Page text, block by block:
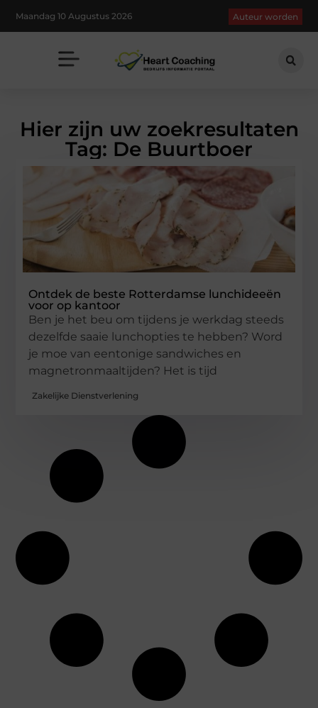
Maandag 10 Augustus 2026 Auteur worden
Hier zijn uw zoekresultaten
Tag: De Buurtboer
Ontdek de beste Rotterdamse lunchideeën
voor op kantoor
Ben je het beu om tijdens je werkdag steeds
dezelfde saaie lunchopties te hebben? Word
je moe van eentonige sandwiches en
magnetronmaaltijden? Het is tijd
Zakelijke Dienstverlening